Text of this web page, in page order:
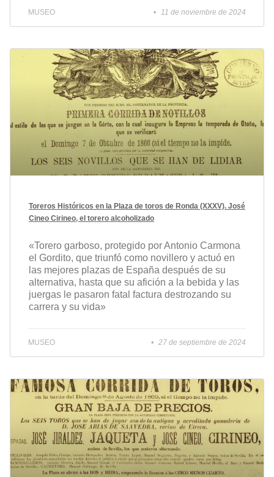
MUSEO 11 de noviembre de 2024
Toreros Históricos en la Plaza de toros de Ronda (XXXV). José
Cineo Cirineo, el torero alcoholizado
«Torero garboso, protegido por Antonio Carmona
el Gordito, que triunfó como novillero y actuó en
las mejores plazas de España después de su
alternativa, hasta que su afición a la bebida y las
juergas le pasaron fatal factura destrozando su
carrera y su vida»
MUSEO 27 de septiembre de 2024